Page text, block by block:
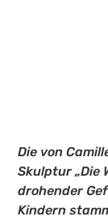
Die von
Skulptur „Die
drohender
Kindern